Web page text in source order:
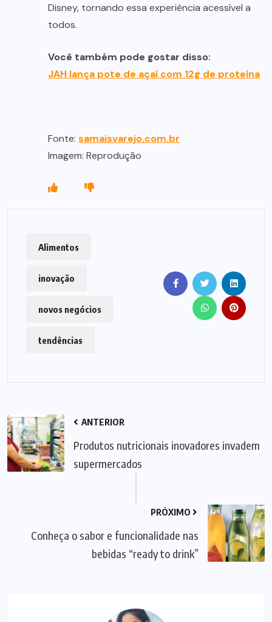
Disney, tornando essa experiência acessível a
todos.
Você também pode gostar disso:
JAH lança pote de açaí com 12g de proteína
Fonte: samaisvarejo.com.br
Imagem: Reprodução
Alimentos
inovação
novos negócios
tendências
ANTERIOR
Produtos nutricionais inovadores invadem
supermercados
PRÓXIMO
Conheça o sabor e funcionalidade nas
bebidas “ready to drink”